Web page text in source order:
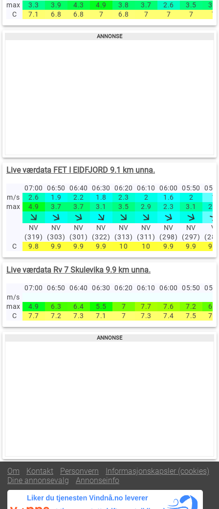
max
3.3 3.9 4.3 4.9 3.8 3.7 2.6 3.5
3.6
C
7.1 6.8 6.8 7 6.8 7 7 7 7
Live værdata FET I EIDFJORD 9.1 km unna.
07:00 06:50 06:40 06:30 06:20 06:10 06:00 05:50
m/s
2.6 1.9 2.2 1.8 2.3 2 1.6 2
1
max
4.9 3.7 3.7 3.1 3.5 2.9 2.3 3.1 2.3
NV
(319)
NV
(303)
NV
(301)
NV
(322)
NV
(313)
NV
(311)
NV
(298)
NV
(297)
V
C
9.8 9.9 9.9 9.9 10 10 9.9 9.9 9.9
Live værdata Rv 7 Skulevika 9.9 km unna.
07:00 06:50 06:40 06:30 06:20 06:10 06:00 05:50
m/s
max
4.9 6.3 6.4 5.5 7 7.7 7.6 7.2
6.7
C
7.7 7.2 7.3 7.1 7 7.3 7.4 7.5 7.4
Om Kontakt Personvern
Informasjonskapsler (cookies)
Dine annonsevalg
Annonseinfo